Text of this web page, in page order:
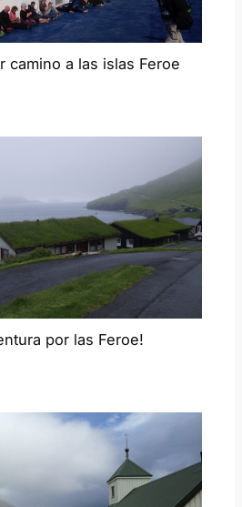
camino a las islas Feroe
por las Feroe!